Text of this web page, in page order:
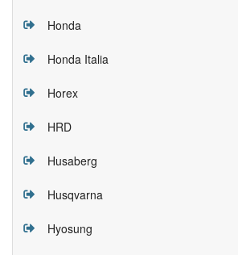
Honda
Honda Italia
Horex
HRD
Husaberg
Husqvarna
Hyosung